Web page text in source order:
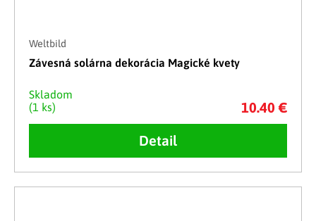
Weltbild
Závesná solárna dekorácia Magické kvety
Skladom
(1 ks)
10.40 €
Detail